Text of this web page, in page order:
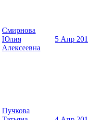
Смирнова
Юлия
Алексеевна
5 Апр
Пучкова